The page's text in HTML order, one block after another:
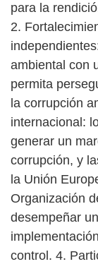
para la
2.
ambiental con
permita
la corrupción
internacional:
generar un
corrupción, y
la Unión
Organización
desempeñar
control. 4.